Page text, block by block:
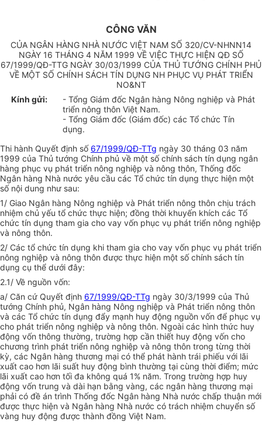
CÔNG VĂN
CỦA NGÂN HÀNG NHÀ NƯỚC VIỆT NAM SỐ 320/CV-NHNN14
NGÀY 16 THÁNG 4 NĂM 1999 VỀ VIỆC THỰC HIỆN QĐ SỐ
67/1999/QĐ-TTG NGÀY 30/03/1999 CỦA THỦ TƯỚNG CHÍNH PHỦ
VỀ MỘT SỐ CHÍNH SÁCH TÍN DỤNG NH PHỤC VỤ PHÁT TRIỂN
NO&NT
Kính gửi:
- Tổng Giám đốc Ngân hàng Nông nghiệp và Phát
triển nông thôn Việt Nam.
- Tổng Giám đốc (Giám đốc) các Tổ chức Tín
dụng.
Thi hành Quyết định số 67/1999/QĐ-TTg ngày 30 tháng 03 năm
1999 của Thủ tướng Chính phủ về một số chính sách tín dụng ngân
hàng phục vụ phát triển nông nghiệp và nông thôn, Thống đốc
Ngân hàng Nhà nước yêu cầu các Tổ chức tín dụng thực hiện một
số nội dung như sau:
1/ Giao Ngân hàng Nông nghiệp và Phát triển nông thôn chịu trách
nhiệm chủ yếu tổ chức thực hiện; đồng thời khuyến khích các Tổ
chức tín dụng tham gia cho vay vốn phục vụ phát triển nông nghiệp
và nông thôn.
2/ Các tổ chức tín dụng khi tham gia cho vay vốn phục vụ phát triển
nông nghiệp và nông thôn được thực hiện một số chính sách tín
dụng cụ thể dưới đây:
2.1/ Về nguồn vốn:
a/ Căn cứ Quyết định 67/1999/QĐ-TTg ngày 30/3/1999 của Thủ
tướng Chính phủ, Ngân hàng Nông nghiệp và Phát triển nông thôn
và các Tổ chức tín dụng đẩy mạnh huy động nguồn vốn để phục vụ
cho phát triển nông nghiệp và nông thôn. Ngoài các hình thức huy
động vốn thông thường, trường hợp cần thiết huy động vốn cho
chương trình phát triển nông nghiệp và nông thôn trong từng thời
kỳ, các Ngân hàng thương mại có thể phát hành trái phiếu với lãi
xuất cao hơn lãi suất huy động bình thường tại cùng thời điểm; mức
lãi xuất cao hơn tối đa không quá 1% năm. Trong trường hợp huy
động vốn trung và dài hạn bằng vàng, các ngân hàng thương mại
phải có đề án trình Thống đốc Ngân hàng Nhà nước chấp thuận mới
được thực hiện và Ngân hàng Nhà nước có trách nhiệm chuyển số
vàng huy động được thành đồng Việt Nam.